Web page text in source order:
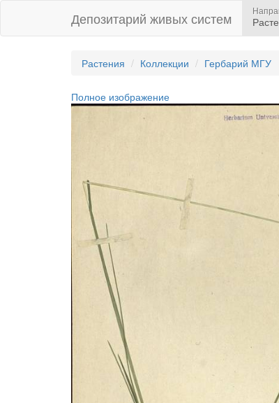
Депозитарий живых систем
Растения Коллекции Гербарий МГУ
Полное изображение